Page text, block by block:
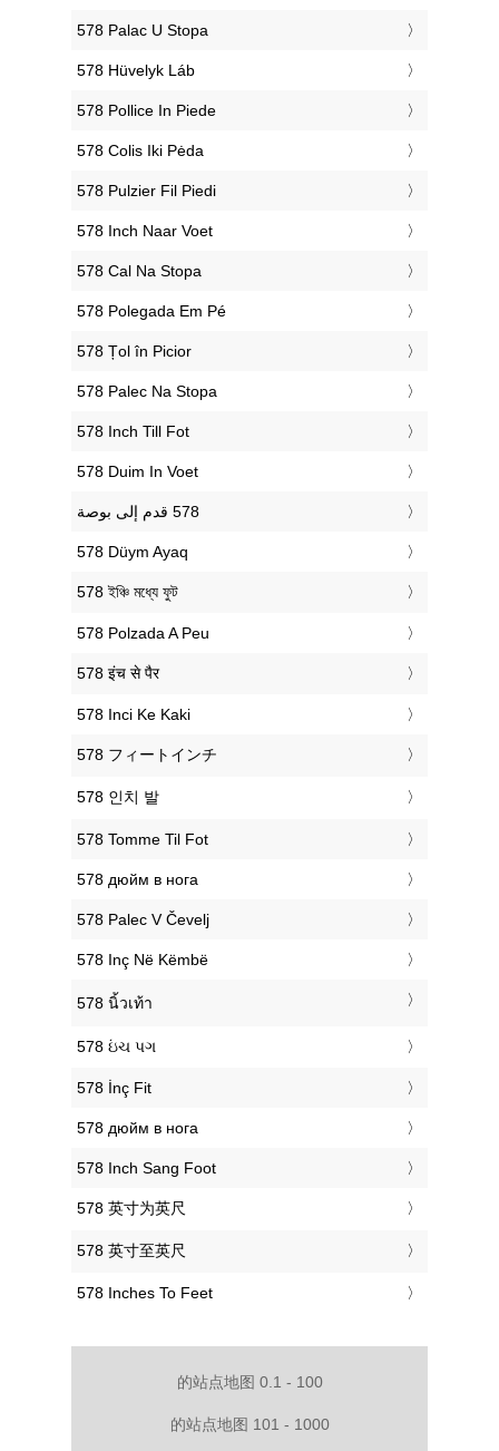
‎578 Palac U Stopa
‎578 Hüvelyk Láb
‎578 Pollice In Piede
‎578 Colis Iki Pėda
‎578 Pulzier Fil Piedi
‎578 Inch Naar Voet
‎578 Cal Na Stopa
‎578 Polegada Em Pé
‎578 Țol în Picior
‎578 Palec Na Stopa
‎578 Inch Till Fot
‎578 Duim In Voet
‎578 Düym Ayaq
‎578 ইঞ্চি মধ্যে ফুট
‎578 Polzada A Peu
‎578 इंच से पैर
‎578 Inci Ke Kaki
‎578 フィートインチ
‎578 인치 발
‎578 Tomme Til Fot
‎578 дюйм в нога
‎578 Palec V Čevelj
‎578 Inç Në Këmbë
‎578 นิ้วเท้า
‎578 ઇંચ પગ
‎578 İnç Fit
‎578 дюйм в нога
‎578 Inch Sang Foot
‎578 英寸为英尺
‎578 英寸至英尺
‎578 Inches To Feet
的站点地图 0.1 - 100
的站点地图 101 - 1000